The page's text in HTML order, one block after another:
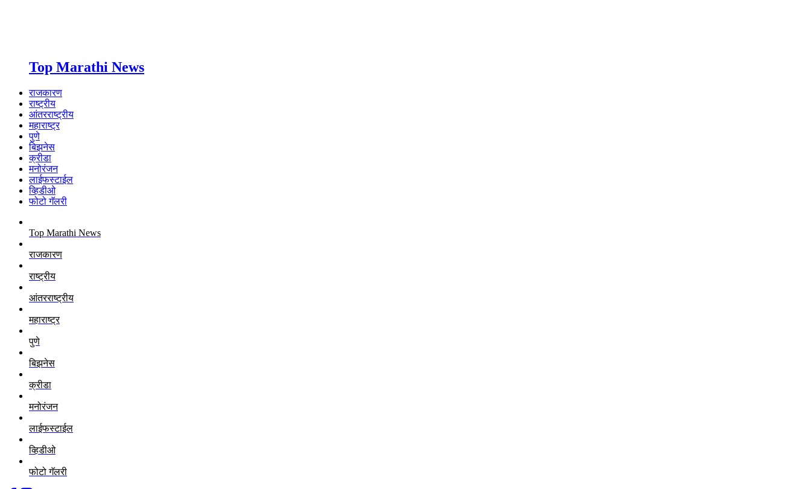
Top Marathi News
राजकारण
राष्ट्रीय
आंतरराष्ट्रीय
महाराष्ट्र
पुणे
बिझनेस
क्रीडा
मनोरंजन
लाईफस्टाईल
व्हिडीओ
फोटो गॅलरी
Top Marathi News
राजकारण
राष्ट्रीय
आंतरराष्ट्रीय
महाराष्ट्र
पुणे
बिझनेस
क्रीडा
मनोरंजन
लाईफस्टाईल
व्हिडीओ
फोटो गॅलरी